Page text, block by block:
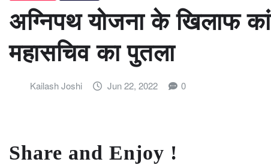
अग्निपथ योजना के खिलाफ
महासचिव का पुतला
Kailash Joshi Jun 22, 2022 0
Share and Enjoy !